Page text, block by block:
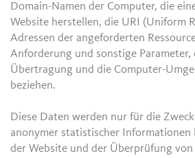
Domain-Namen der Computer, die
Website herstellen, die URI (Uniform
Adressen der angeforderten
Anforderung und sonstige Parameter,
Übertragung und die Computer-
beziehen.
Diese Daten werden nur für die
anonymer statistischer Informationen
der Website und der Überprüfung